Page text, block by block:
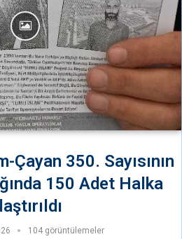
Çayan 350. Sayısının
150 Adet Halka
104 görüntülemeler